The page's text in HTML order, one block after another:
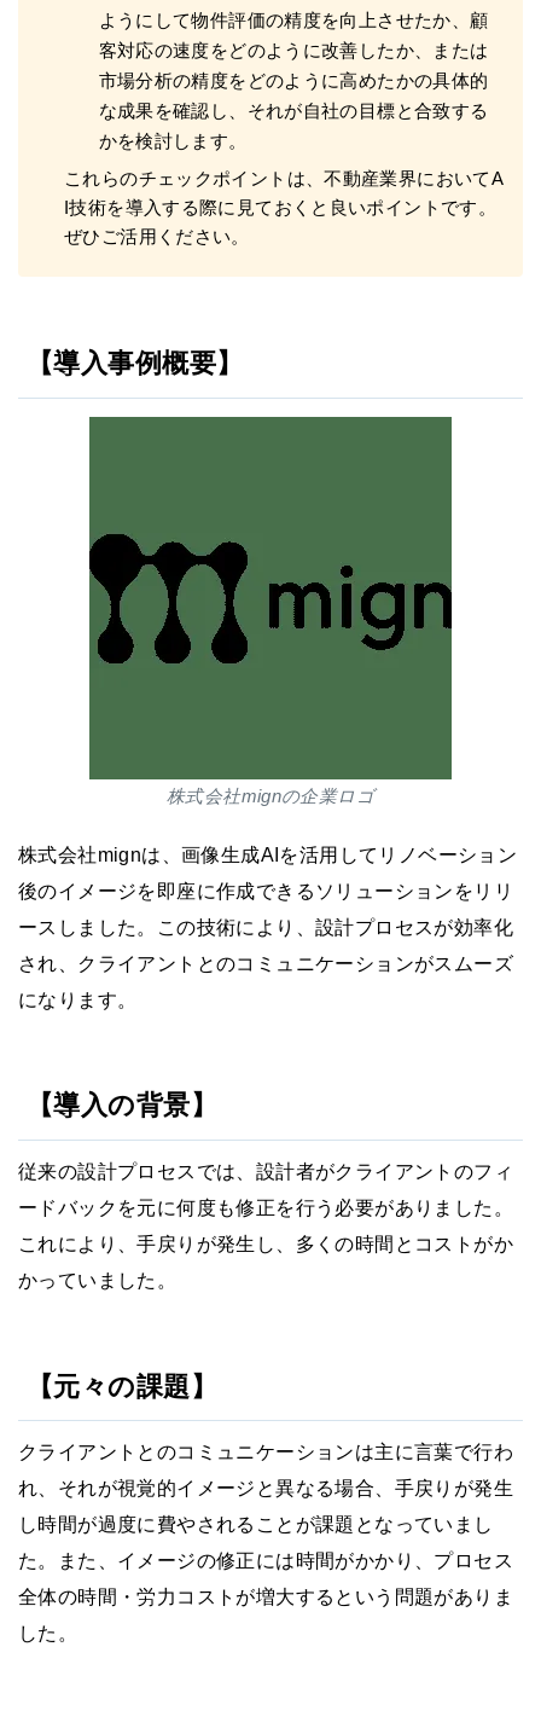
ようにして物件評価の精度を向上させたか、顧
客対応の速度をどのように改善したか、または
市場分析の精度をどのように高めたかの具体的
な成果を確認し、それが自社の目標と合致する
かを検討します。
これらのチェックポイントは、不動産業界においてA
I技術を導入する際に見ておくと良いポイントです。
ぜひご活用ください。
【導入事例概要】
株式会社mignの企業ロゴ
株式会社mignは、画像生成AIを活用してリノベーション
後のイメージを即座に作成できるソリューションをリリ
ースしました。この技術により、設計プロセスが効率化
され、クライアントとのコミュニケーションがスムーズ
になります。
【導入の背景】
従来の設計プロセスでは、設計者がクライアントのフィ
ードバックを元に何度も修正を行う必要がありました。
これにより、手戻りが発生し、多くの時間とコストがか
かっていました。
【元々の課題】
クライアントとのコミュニケーションは主に言葉で行わ
れ、それが視覚的イメージと異なる場合、手戻りが発生
し時間が過度に費やされることが課題となっていまし
た。また、イメージの修正には時間がかかり、プロセス
全体の時間・労力コストが増大するという問題がありま
した。